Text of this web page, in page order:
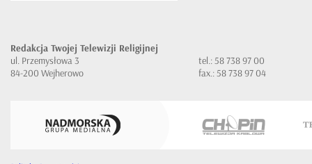
Redakcja Twojej Telewizji Religijnej
ul. Przemysłowa 3
84-200 Wejherowo
tel.: 58 738 97 00
fax.: 58 738 97 04